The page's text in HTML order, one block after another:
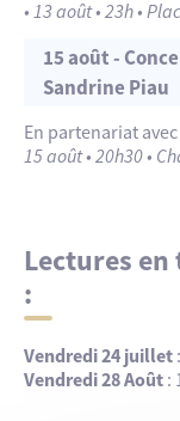
Nocturne
• 13 août • 23h •
15 août -
Sandrine Piau
En partenariat
15 août • 20h30 •
Lectures
:
Vendredi 24 juillet
Vendredi 28 Août :